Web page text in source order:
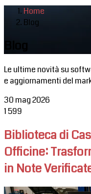
Home
Blog
Blog
Le ultime novità su
e aggiornamenti del
30 mag 2026
1 599
Biblioteca di
Officine:
in Note